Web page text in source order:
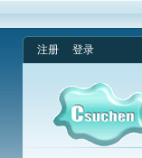
注册 登录